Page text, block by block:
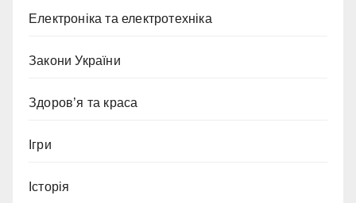
Електроніка та електротехніка
Закони України
Здоров’я та краса
Ігри
Історія